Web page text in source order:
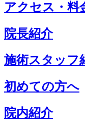
アクセス・料
院長紹介
施術スタッフ
初めての方へ
院内紹介